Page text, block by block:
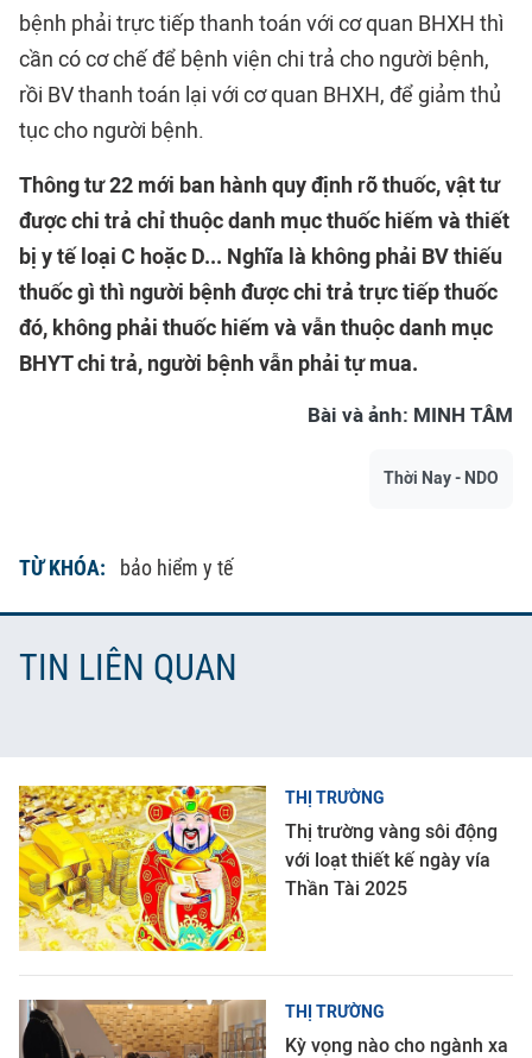
bệnh phải trực tiếp thanh toán với cơ quan BHXH thì
cần có cơ chế để bệnh viện chi trả cho người bệnh,
rồi BV thanh toán lại với cơ quan BHXH, để giảm thủ
tục cho người bệnh.
Thông tư 22 mới ban hành quy định rõ thuốc, vật tư
được chi trả chỉ thuộc danh mục thuốc hiếm và thiết
bị y tế loại C hoặc D... Nghĩa là không phải BV thiếu
thuốc gì thì người bệnh được chi trả trực tiếp thuốc
đó, không phải thuốc hiếm và vẫn thuộc danh mục
BHYT chi trả, người bệnh vẫn phải tự mua.
Bài và ảnh: MINH TÂM
Thời Nay - NDO
TỪ KHÓA: bảo hiểm y tế
TIN LIÊN QUAN
THỊ TRƯỜNG
Thị trường vàng sôi động
với loạt thiết kế ngày vía
Thần Tài 2025
THỊ TRƯỜNG
Kỳ vọng nào cho ngành xa